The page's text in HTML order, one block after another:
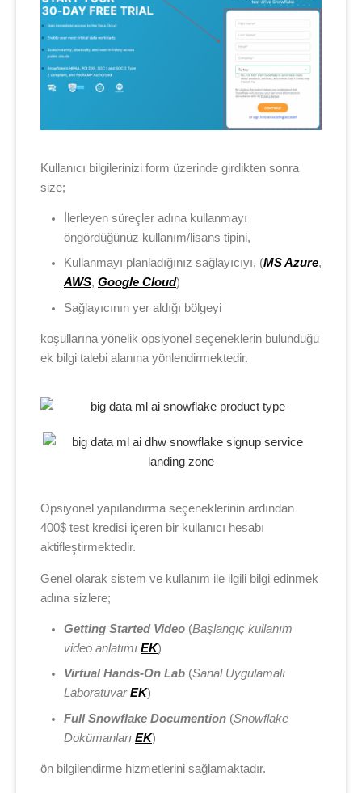
Kullanıcı bilgilerinizi form üzerinde girdikten sonra
size;
İlerleyen süreçler adına kullanmayı
öngördüğünüz kullanım/lisans tipini,
Kullanmayı planladığınız sağlayıcıyı, (MS Azure,
AWS, Google Cloud)
Sağlayıcının yer aldığı bölgeyi
koşullarına yönelik opsiyonel seçeneklerin bulunduğu
ek bilgi talebi alanına yönlendirmektedir.
Opsiyonel yapılandırma seçeneklerinin ardından
400$ test kredisi içeren bir kullanıcı hesabı
aktifleştirmektedir.
Genel olarak sistem ve kullanım ile ilgili bilgi edinmek
adına sizlere;
Getting Started Video (Başlangıç kullanım
video anlatımı EK)
Virtual Hands-On Lab (Sanal Uygulamalı
Laboratuvar EK)
Full Snowflake Documention (Snowflake
Dokümanları EK)
ön bilgilendirme hizmetlerini sağlamaktadır.